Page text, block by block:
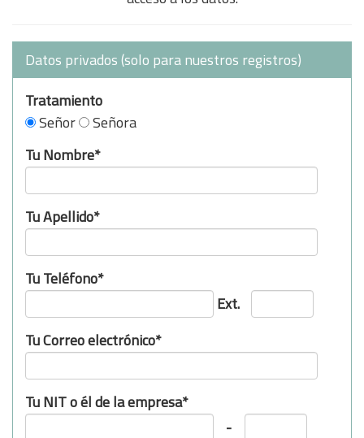
Datos privados (solo para nuestros registros)
Tratamiento
Señor
Señora
Tu Nombre*
Tu Apellido*
Tu Teléfono*
Ext.
Tu Correo electrónico*
Tu NIT o él de la empresa*
-